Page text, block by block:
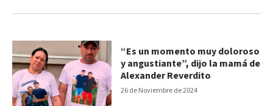
26 de Noviembre de 2024
“Es un momento muy doloroso
y angustiante”, dijo la mamá de
Alexander Reverdito